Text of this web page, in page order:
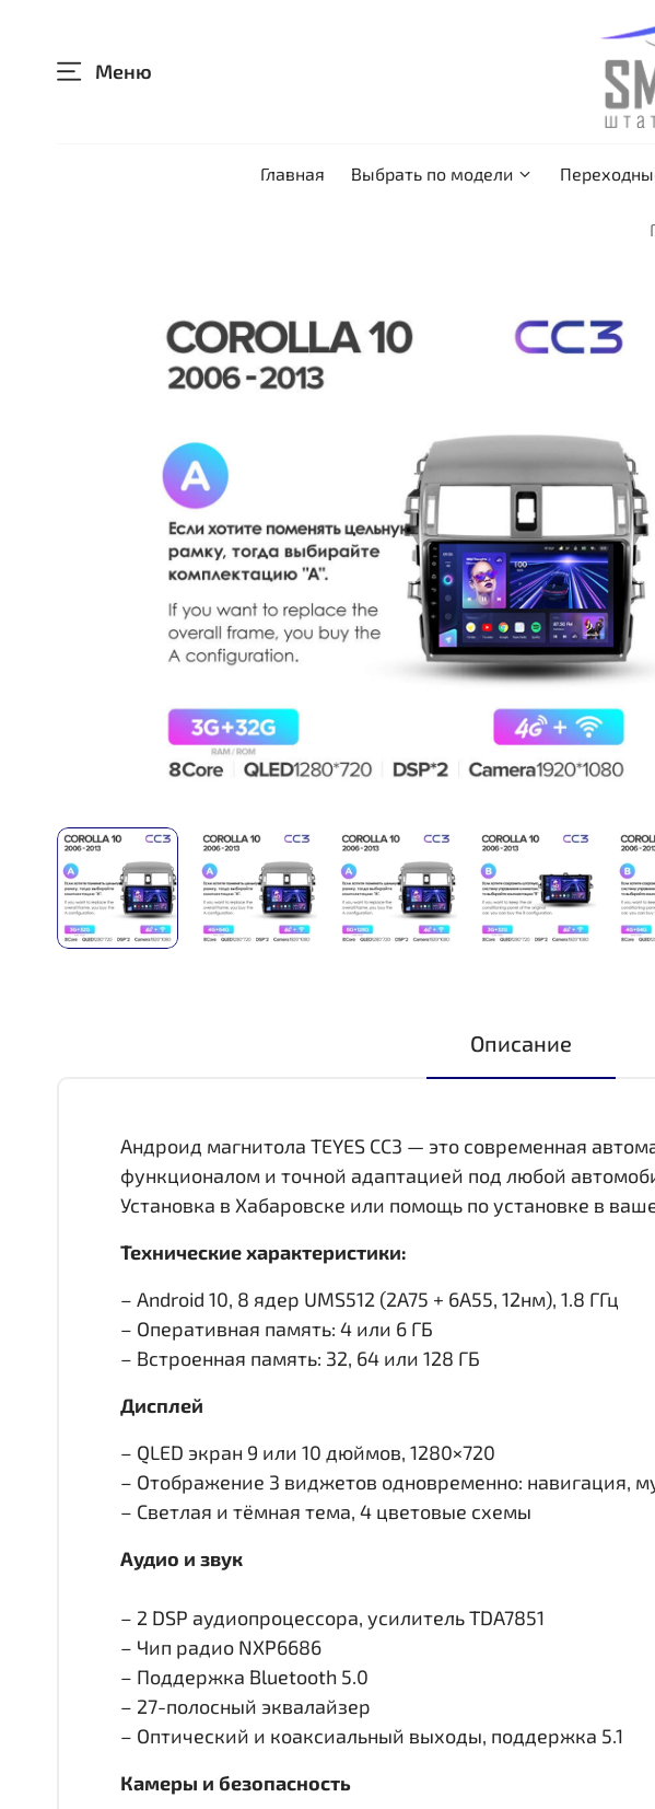
Меню
Главная Выбрать по модели
Описание
Андроид магнитола TEYES CC3 — это современная
функционалом и точной адаптацией под любой
Установка в Хабаровске или помощь по установке в
Технические характеристики:
– Android 10, 8 ядер UMS512 (2A75 + 6A55, 12нм), 1.8 ГГц
– Оперативная память: 4 или 6 ГБ
– Встроенная память: 32, 64 или 128 ГБ
Дисплей
– QLED экран 9 или 10 дюймов, 1280×720
– Отображение 3 виджетов одновременно: навигация,
– Светлая и тёмная тема, 4 цветовые схемы
Аудио и звук
– 2 DSP аудиопроцессора, усилитель TDA7851
– Чип радио NXP6686
– Поддержка Bluetooth 5.0
– 27-полосный эквалайзер
– Оптический и коаксиальный выходы, поддержка 5.1
Камеры и безопасность